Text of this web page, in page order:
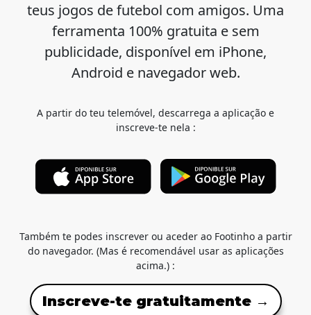
teus jogos de futebol com amigos. Uma
ferramenta 100% gratuita e sem
publicidade, disponível em iPhone,
Android e navegador web.
A partir do teu telemóvel, descarrega a aplicação e
inscreve-te nela :
Também te podes inscrever ou aceder ao Footinho a partir
do navegador. (Mas é recomendável usar as aplicações
acima.) :
Inscreve-te gratuitamente →